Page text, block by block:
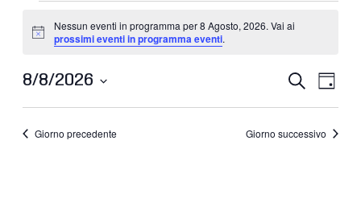
2026
Notice
Nessun eventi in programma per 8 Agosto, 2026. Vai ai
prossimi eventi in programma eventi.
Eventi
viste
CercaGiorno
8/8/2026
data.Giorno precedente Giorno successivo